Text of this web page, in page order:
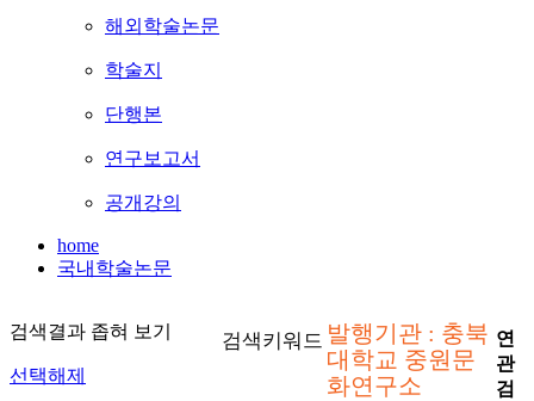
해외학술논문
학술지
단행본
연구보고서
공개강의
home
국내학술논문
검색결과 좁혀 보기
선택해제
검색키워드 발행기관 : 충북
대학교 중원문
화연구소
연
관
검